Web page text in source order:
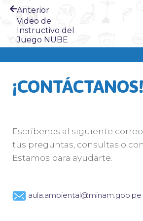
Anterior
Video de
Instructivo del
Juego NUBE
¡CONTÁCTANOS!
Escríbenos al siguiente
tus preguntas, consultas o
Estamos para ayudarte.
aula.ambiental@minam.gob.pe